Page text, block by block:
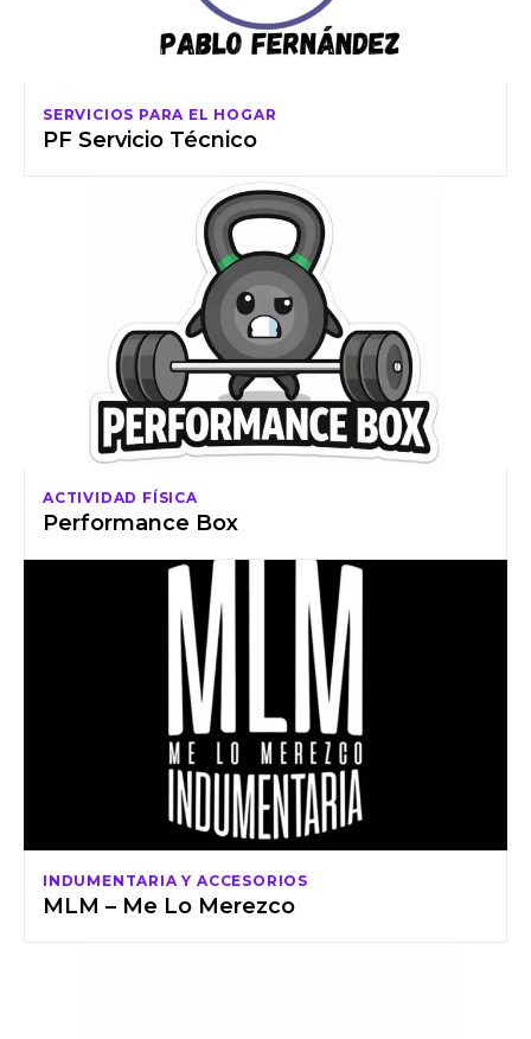
SERVICIOS PARA EL HOGAR
PF Servicio Técnico
ACTIVIDAD FÍSICA
Performance Box
INDUMENTARIA Y ACCESORIOS
MLM – Me Lo Merezco